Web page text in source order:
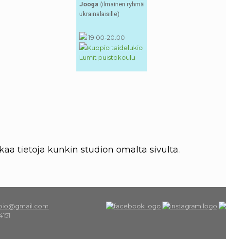
Jooga (ilmainen ryhmä
ukrainalaisille)
19.00-20.00
Kuopio taidelukio
Lumit puistokoulu
tietoja kunkin studion omalta sivulta.